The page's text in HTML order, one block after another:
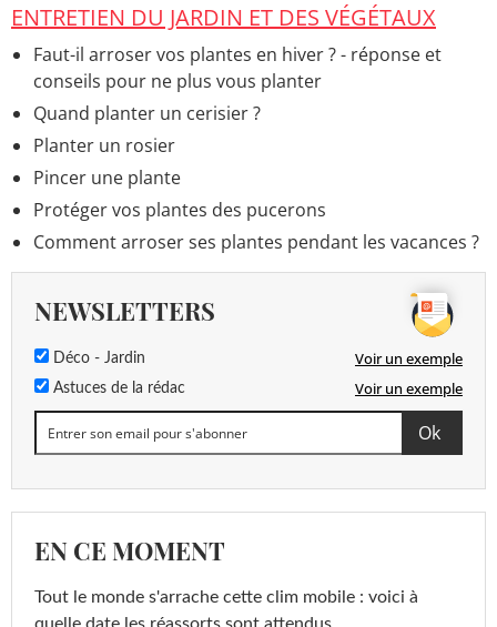
ENTRETIEN DU JARDIN ET DES VÉGÉTAUX
Faut-il arroser vos plantes en hiver ? - réponse et
conseils pour ne plus vous planter
Quand planter un cerisier ?
Planter un rosier
Pincer une plante
Protéger vos plantes des pucerons
Comment arroser ses plantes pendant les vacances ?
NEWSLETTERS
Déco - Jardin Voir un exemple
Astuces de la rédac Voir un exemple
EN CE MOMENT
Tout le monde s'arrache cette clim mobile : voici à